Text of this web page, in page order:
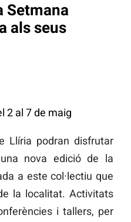
Setmana
als seus
2 al 7 de maig
Llíria podran disfrutar
nova edició de la
a este col·lectiu que
la localitat. Activitats
i tallers, per